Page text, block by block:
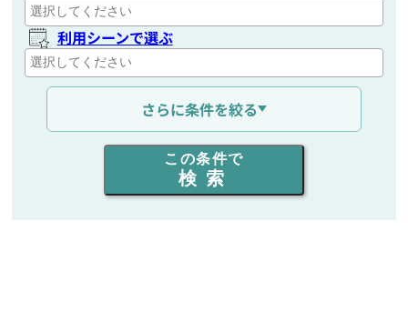
利用シーンで選ぶ
通信距離を選ぶ
出力を選ぶ
同時通話人数を選ぶ
さらに条件を絞る
この条件で
検索